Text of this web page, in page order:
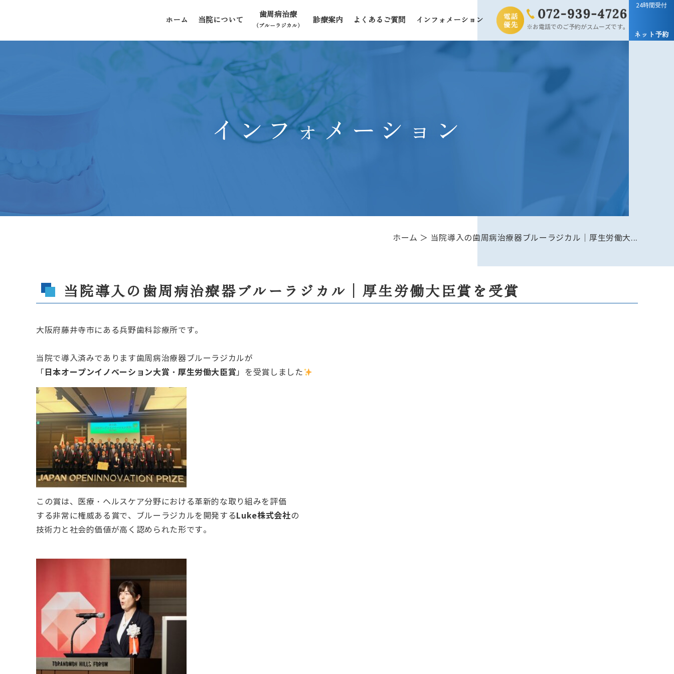
※お電話でのご予約がスムーズです。
24時間受付
ネット予約
ホーム 当院について 歯周病治療
（ブルーラジカル）
診療案内 よくあるご質問 インフォメーション
インフォメーション
ホーム ＞ 当院導入の歯周病治療器ブルーラジカル│厚生労働大...
当院導入の歯周病治療器ブルーラジカル│厚生労働大臣賞を受賞
大阪府藤井寺市にある兵野歯科診療所です。
当院で導入済みであります歯周病治療器ブルーラジカルが
「 日本オープンイノベーション大賞・厚生労働大臣賞 」を受賞しました
この賞は、医療・ヘルスケア分野における革新的な取り組みを評価
する非常に権威ある賞で、ブルーラジカルを開発するLuke株式会社の
技術力と社会的価値が高く認められた形です。